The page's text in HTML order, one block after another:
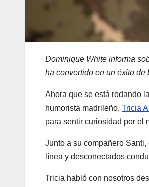
Dominique White informa
ha convertido en un éxito de
Ahora que se está rodando
humorista madrileño, Tricia
para sentir curiosidad por el
Junto a su compañero
línea y desconectados
Tricia habló con nosotros